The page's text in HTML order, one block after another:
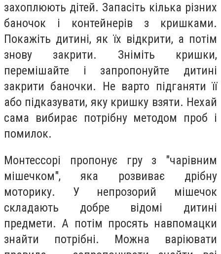
захоплюють дітей. Запасіть кілька різних
баночок і контейнерів з кришками.
Покажіть дитині, як їх відкрити, а потім
знову закрити. Зніміть кришки,
перемішайте і запропонуйте дитині
закрити баночки. Не варто підганяти її
або підказувати, яку кришку взяти. Нехай
сама вибирає потрібну методом проб і
помилок.
Монтессорі пропонує гру з "чарівним
мішечком", яка розвиває дрібну
моторику. У непрозорий мішечок
складають добре відомі дитині
предмети. А потім просять навпомацки
знайти потрібні. Можна варіювати